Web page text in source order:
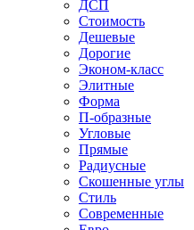
ДСП
Стоимость
Дешевые
Дорогие
Эконом-класс
Элитные
Форма
П-образные
Угловые
Прямые
Радиусные
Скошенные углы
Стиль
Современные